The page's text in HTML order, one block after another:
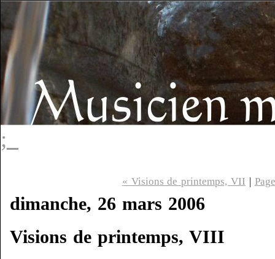
;_
« Visions de printemps, VII |
dimanche, 26 mars 2006
Visions de printemps, VIII